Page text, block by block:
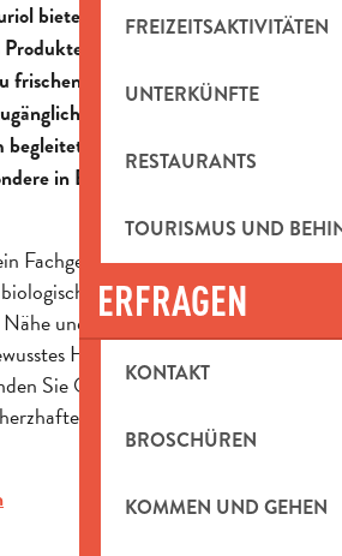
FREIZEITSAKTIVITÄTEN
UNTERKÜNFTE
RESTAURANTS
TOURISMUS UND
ERFRAGEN
KONTAKT
BROSCHÜREN
KOMMEN UND GEHEN
bietet Marcel & Fils eine
des täglichen Bedarfs,
frischen Lebensmitteln, in einem
Rahmen.
begleitet Sie mit persönlicher
in Bezug auf natürliche
Fachgeschäft in Auriol, das sich
Anbau spezialisiert
und
Handeln miteinander
Sie Obst und Gemüse der
Lebensmittel, Bio-Weine